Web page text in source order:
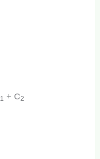
1 + C2